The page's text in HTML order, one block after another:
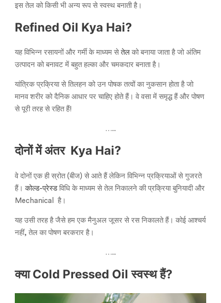
इस तेल को किसी भी अन्य रूप से स्वस्थ बनाती है।
Refined Oil Kya Hai?
यह विभिन्न रसायनों और गर्मी के माध्यम सेतेल को बनाया जाता है जो अंतिम
उत्पादन को बनावट में बहुत हल्का और चमकदार बनाता है।
यांत्रिक प्रक्रिया से तिलहन को उन पोषक तत्वों का नुकसान होता है जो
मानव शरीर को दैनिक आधार पर चाहिए होते हैं। वे वसा में समृद्ध हैं और पोषण
से पूरी तरह से रहित हैं!
…..
दोनों में अंतर Kya Hai?
वे दोनों एक ही स्रोत (बीज) से आते हैं लेकिन विभिन्न प्रक्रियाओं से गुजरते
हैं।कोल्ड-प्रेस्डविधि के माध्यम से तेल निकालने की प्रक्रिया बुनियादी और
Mechanical है।
यह उसी तरह है जैसे हम एक मैनुअल जूसर से रस निकालते हैं। कोई आश्चर्य
नहीं, तेल का पोषण बरकरार है।
…..
क्या Cold Pressed Oil स्वस्थ हैं?